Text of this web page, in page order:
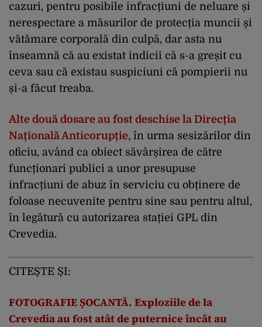
cazuri, pentru posibile infracțiuni de neluare și
nerespectare a măsurilor de protecția muncii și
vătămare corporală din culpă, dar asta nu
înseamnă că au existat indicii că s-a greșit cu
ceva sau că existau suspiciuni că pompierii nu
și-a făcut treaba.
Alte două dosare au fost deschise la Direcția
Națională Anticorupție, în urma sesizărilor din
oficiu, având ca obiect săvârșirea de către
funcționari publici a unor presupuse
infracțiuni de abuz în serviciu cu obținere de
foloase necuvenite pentru sine sau pentru altul,
în legătură cu autorizarea stației GPL din
Crevedia.
CITEȘTE ȘI:
FOTOGRAFIE ȘOCANTĂ. Exploziile de la
Crevedia au fost atât de puternice încât au